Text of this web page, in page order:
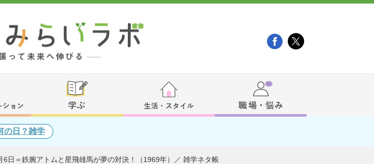
の日？雑学
6日＝鉄腕アトムと星飛雄馬が夢の対決！（1969年）／ 雑学ネタ帳